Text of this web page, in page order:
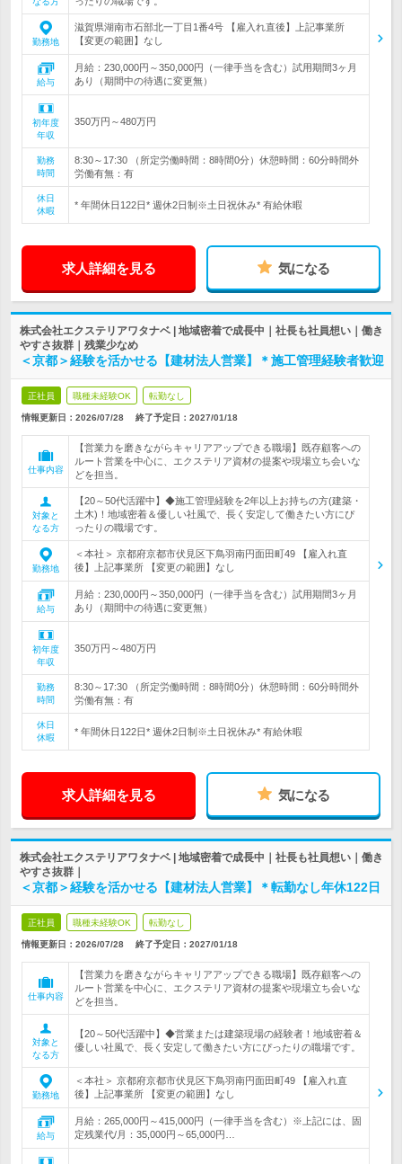
勤務地
滋賀県湖南市石部北一丁目1番4号 【雇入れ直後】上記事業所
【変更の範囲】なし
給与
月給：230,000円～350,000円（一律手当を含む）試用期間3ヶ月
あり（期間中の待遇に変更無）
初年度
年収
350万円～480万円
勤務
時間
8:30～17:30 （所定労働時間：8時間0分）休憩時間：60分時間外
労働有無：有
休日
休暇
* 年間休日122日* 週休2日制※土日祝休み* 有給休暇
求人詳細を見る 気になる
株式会社エクステリアワタナベ | 地域密着で成長中｜社長も社員想い｜働き
やすさ抜群｜残業少なめ
＜京都＞経験を活かせる【建材法人営業】＊施工管理経験者歓迎
正社員 職種未経験OK 転勤なし
情報更新日：2026/07/28 終了予定日： 2027/01/18
仕事内容
【営業力を磨きながらキャリアアップできる職場】既存顧客への
ルート営業を中心に、エクステリア資材の提案や現場立ち会いな
どを担当。
対象と
なる方
【20～50代活躍中】◆施工管理経験を2年以上お持ちの方(建築・
土木)！地域密着＆優しい社風で、長く安定して働きたい方にぴ
ったりの職場です。
勤務地
＜本社＞ 京都府京都市伏見区下鳥羽南円面田町49 【雇入れ直
後】上記事業所 【変更の範囲】なし
給与
月給：230,000円～350,000円（一律手当を含む）試用期間3ヶ月
あり（期間中の待遇に変更無）
初年度
年収
350万円～480万円
勤務
時間
8:30～17:30 （所定労働時間：8時間0分）休憩時間：60分時間外
労働有無：有
休日
休暇
* 年間休日122日* 週休2日制※土日祝休み* 有給休暇
求人詳細を見る 気になる
株式会社エクステリアワタナベ | 地域密着で成長中｜社長も社員想い｜働き
やすさ抜群｜
＜京都＞経験を活かせる【建材法人営業】＊転勤なし年休122日
正社員 職種未経験OK 転勤なし
情報更新日：2026/07/28 終了予定日： 2027/01/18
仕事内容
【営業力を磨きながらキャリアアップできる職場】既存顧客への
ルート営業を中心に、エクステリア資材の提案や現場立ち会いな
どを担当。
対象と
なる方
【20～50代活躍中】◆営業または建築現場の経験者！地域密着＆
優しい社風で、長く安定して働きたい方にぴったりの職場です。
勤務地
＜本社＞ 京都府京都市伏見区下鳥羽南円面田町49 【雇入れ直
後】上記事業所 【変更の範囲】なし
給与
月給：265,000円～415,000円（一律手当を含む）※上記には、固
定残業代/月：35,000円～65,000円…